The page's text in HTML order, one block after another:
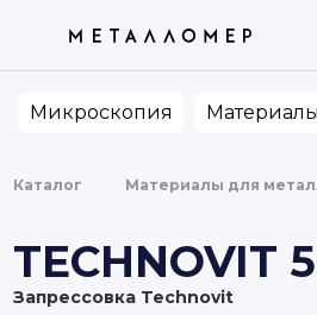
НАШЛОСЬ.
Микроскопия
Каталог Материалы для
TECHNOVIT
Запрессовка Technovit